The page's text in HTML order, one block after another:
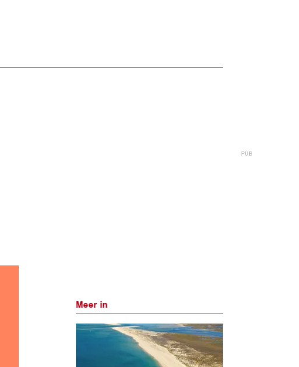
Meer in